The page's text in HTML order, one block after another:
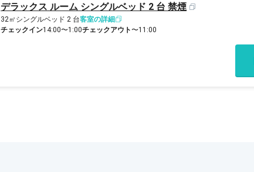
デラックス ルーム シングルベッド 2 台 禁煙
32㎡ シングルベッド 2 台客室の詳細
チェックイン14:00〜1:00チェックアウト〜11:00